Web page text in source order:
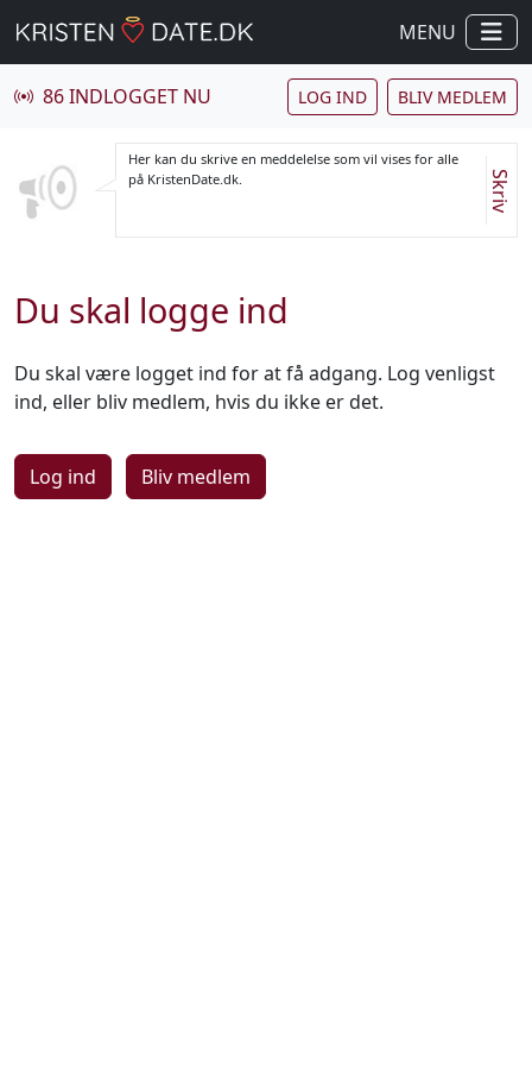
MENU
86 INDLOGGET NU LOG IND BLIV MEDLEM
Her kan du skrive en meddelelse som vil vises for alle
på KristenDate.dk.
Skriv
Du skal logge ind
Du skal være logget ind for at få adgang. Log venligst
ind, eller bliv medlem, hvis du ikke er det.
Log ind